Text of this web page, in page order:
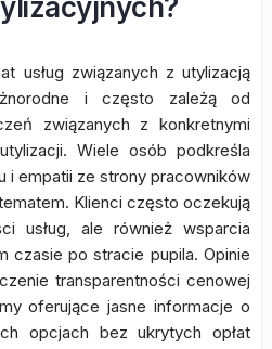
usług związanych z utylizacją
i często zależą od
związanych z konkretnymi
Wiele osób podkreśla
i empatii ze strony pracowników
Klienci często oczekują
usług, ale również wsparcia
czasie po stracie pupila. Opinie
transparentności cenowej
oferujące jasne informacje o
opcjach bez ukrytych opłat